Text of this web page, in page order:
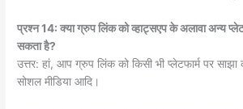
प्रश्न 14: क्या ग्रुप लिंक को व्हाट्सएप के अलावा अन्य
सकता है?
उत्तर: हां, आप ग्रुप लिंक को किसी भी प्लेटफार्म पर
सोशल मीडिया आदि।